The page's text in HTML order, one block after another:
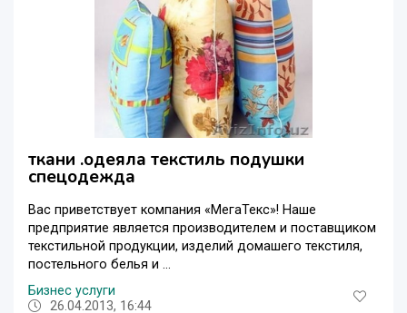
ткани .одеяла текстиль подушки
спецодежда
Вас приветствует компания «МегаТекс»! Наше
предприятие является производителем и поставщиком
текстильной продукции, изделий домашего текстиля,
постельного белья и ...
Бизнес услуги
26.04.2013, 16:44